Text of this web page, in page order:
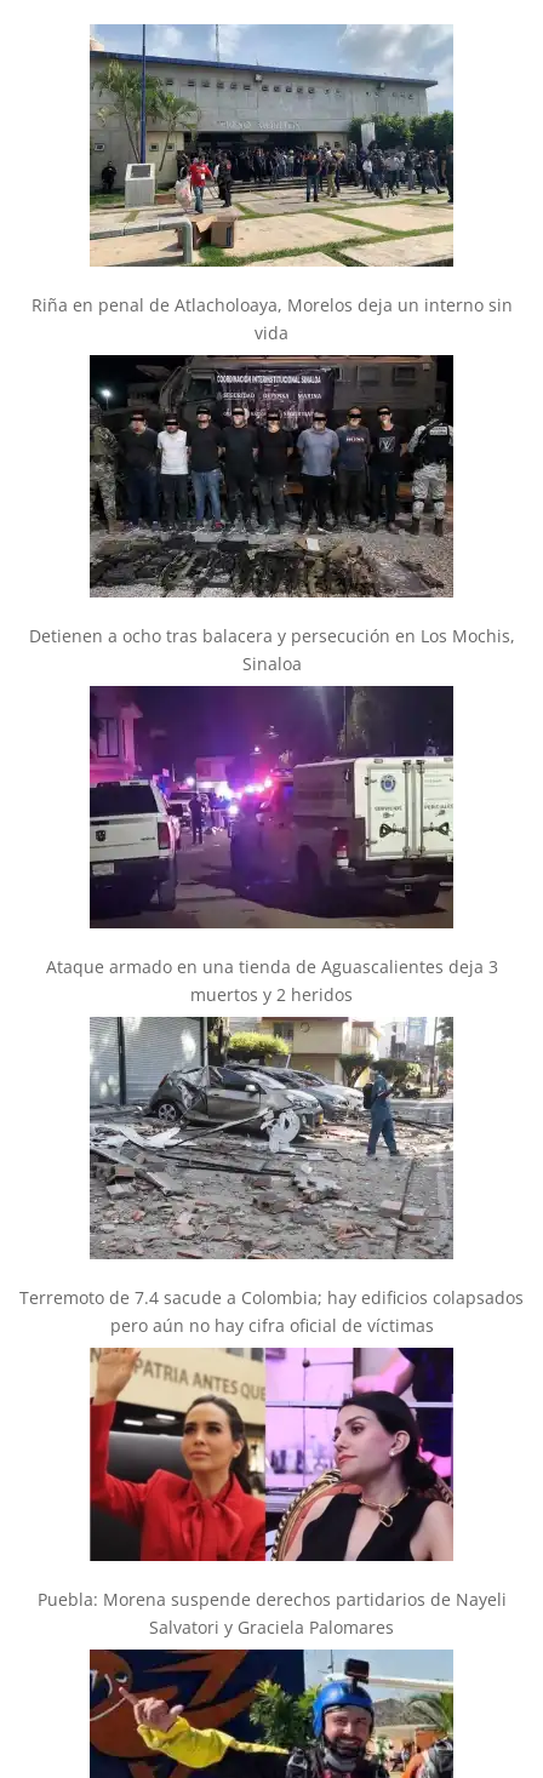
Riña en penal de Atlacholoaya, Morelos deja un interno sin
vida
Detienen a ocho tras balacera y persecución en Los Mochis,
Sinaloa
Ataque armado en una tienda de Aguascalientes deja 3
muertos y 2 heridos
Terremoto de 7.4 sacude a Colombia; hay edificios colapsados
pero aún no hay cifra oficial de víctimas
Puebla: Morena suspende derechos partidarios de Nayeli
Salvatori y Graciela Palomares